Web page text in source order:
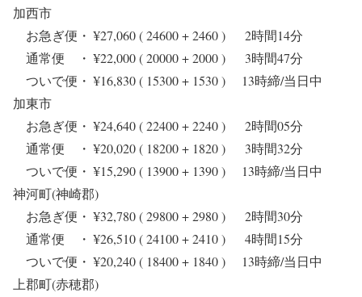
加西市
お急ぎ便・ ¥27,060 ( 24600 + 2460 ) 2時間14分
通常便 ・ ¥22,000 ( 20000 + 2000 ) 3時間47分
ついで便・ ¥16,830 ( 15300 + 1530 ) 13時締/当日中
加東市
お急ぎ便・ ¥24,640 ( 22400 + 2240 ) 2時間05分
通常便 ・ ¥20,020 ( 18200 + 1820 ) 3時間32分
ついで便・ ¥15,290 ( 13900 + 1390 ) 13時締/当日中
神河町(神崎郡)
お急ぎ便・ ¥32,780 ( 29800 + 2980 ) 2時間30分
通常便 ・ ¥26,510 ( 24100 + 2410 ) 4時間15分
ついで便・ ¥20,240 ( 18400 + 1840 ) 13時締/当日中
上郡町(赤穂郡)